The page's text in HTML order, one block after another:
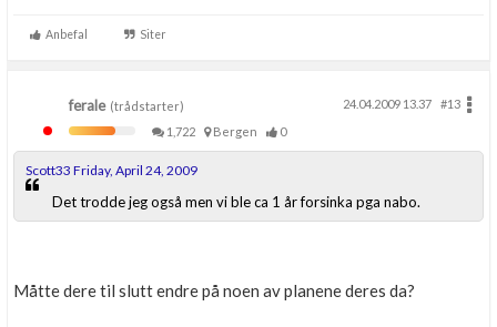
alltogether, but no matter what the future holds, no matter how far
Anbefal Siter
ferale(trådstarter) 24.04.2009 13.37
#13
1,722
Bergen 0
Scott33 Friday, April 24, 2009
Det trodde jeg også men vi ble ca 1 år forsinka pga nabo.
Måtte dere til slutt endre på noen av planene deres da?